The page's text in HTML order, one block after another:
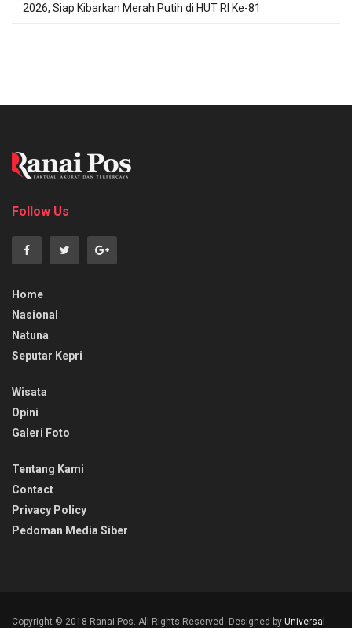
2026, Siap Kibarkan Merah Putih di HUT RI Ke-81
Follow Us
Home
Nasional
Natuna
Seputar Kepri
Wisata
Opini
Galeri Foto
Tentang Kami
Contact
Privacy Policy
Pedoman Media Siber
Copyright © 2018 Ranai Pos. All Rights Reserved. Designed by Universal